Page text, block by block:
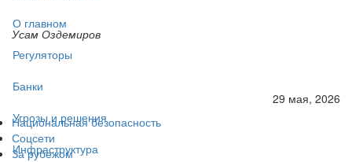
О главном
Регуляторы
Банки
Угрозы и решения
Инфраструктура
Усам Оздемиров
29 мая, 2026
Национальная безопасность
Соцсети
За рубежом